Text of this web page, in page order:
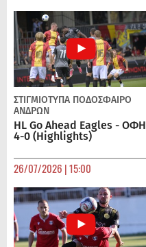
ΣΤΙΓΜΙΟΤΥΠΑ ΠΟΔΌΣΦΑΙΡΟ
ΑΝΔΡΏΝ
HL Go Ahead Eagles - ΟΦΗ
4-0 (Highlights)
26/07/2026 | 15:00